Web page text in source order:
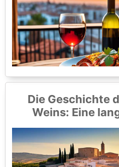
Die Geschichte
Weins: Eine